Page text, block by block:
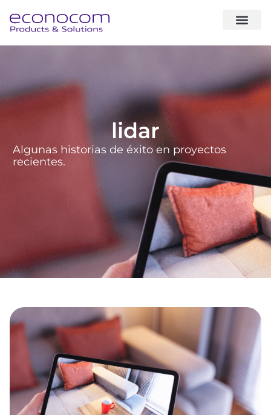
lidar
Algunas historias de éxito en proyectos
recientes.